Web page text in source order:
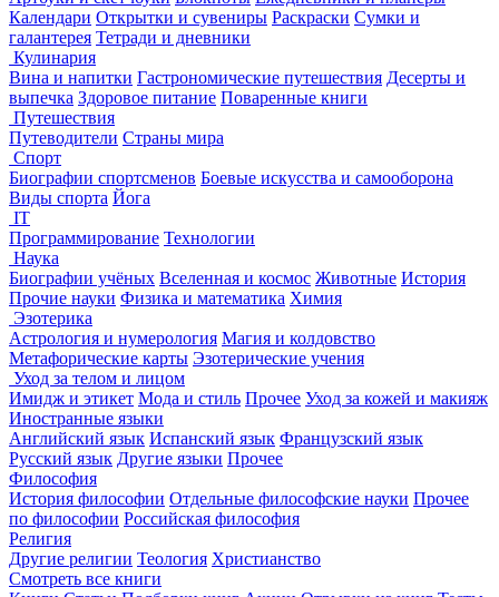
Календари Открытки и сувениры Раскраски Сумки и
галантерея Тетради и дневники
Кулинария
Вина и напитки Гастрономические путешествия Десерты и
выпечка Здоровое питание Поваренные книги
Путешествия
Путеводители Страны мира
Спорт
Биографии спортсменов Боевые искусства и самооборона
Виды спорта Йога
IT
Программирование Технологии
Наука
Биографии учёных Вселенная и космос Животные История
Прочие науки Физика и математика Химия
Эзотерика
Астрология и нумерология Магия и колдовство
Метафорические карты Эзотерические учения
Уход за телом и лицом
Имидж и этикет Мода и стиль Прочее Уход за кожей и макияж
Иностранные языки
Английский язык Испанский язык Французский язык
Русский язык Другие языки Прочее
Философия
История философии Отдельные философские науки Прочее
по философии Российская философия
Религия
Другие религии Теология Христианство
Смотреть все книги